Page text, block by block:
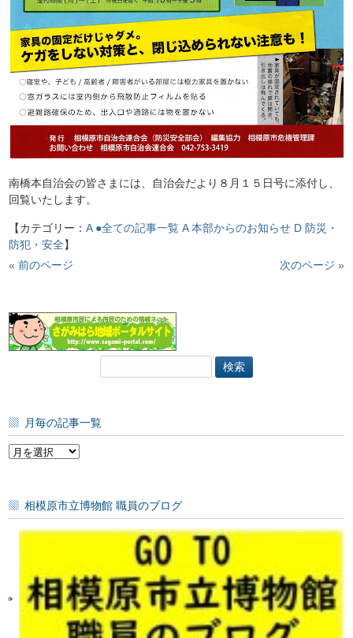
南橋本自治会の皆さまには、自治会だより８月１５日号に添付し、
回覧いたします。
【カテゴリー：A ●全ての記事一覧 A 本部からのお知らせ D 防災・
防犯・安全】
« 前のページ
次のページ »
索:
月毎の記事一覧
月
記
事
一
相模原市立博物館 職員のブログ